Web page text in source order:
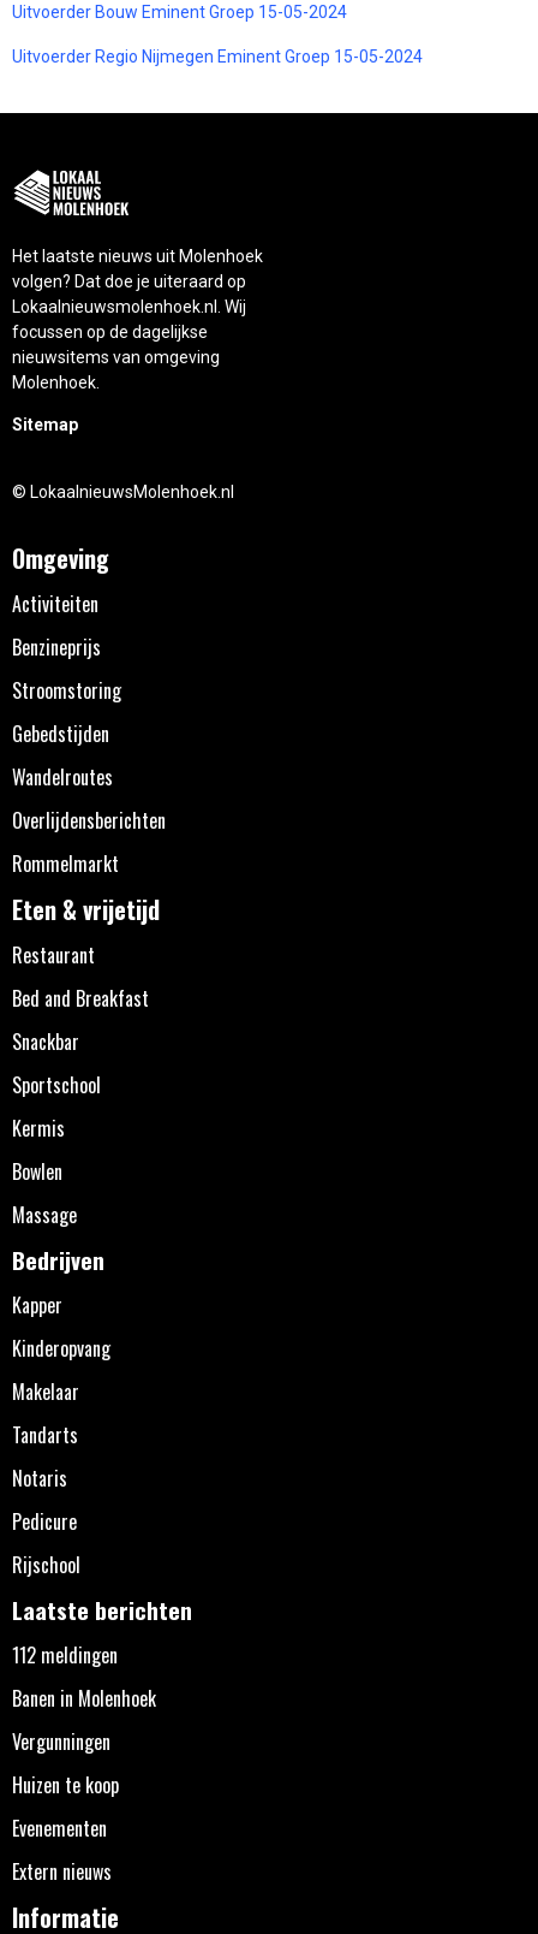
Uitvoerder Bouw Eminent Groep 15-05-2024
Uitvoerder Regio Nijmegen Eminent Groep 15-05-2024
Het laatste nieuws uit Molenhoek
volgen? Dat doe je uiteraard op
Lokaalnieuwsmolenhoek.nl. Wij
focussen op de dagelijkse
nieuwsitems van omgeving
Molenhoek.
Sitemap
© LokaalnieuwsMolenhoek.nl
Omgeving
Activiteiten
Benzineprijs
Stroomstoring
Gebedstijden
Wandelroutes
Overlijdensberichten
Rommelmarkt
Eten & vrijetijd
Restaurant
Bed and Breakfast
Snackbar
Sportschool
Kermis
Bowlen
Massage
Bedrijven
Kapper
Kinderopvang
Makelaar
Tandarts
Notaris
Pedicure
Rijschool
Laatste berichten
112 meldingen
Banen in Molenhoek
Vergunningen
Huizen te koop
Evenementen
Extern nieuws
Informatie